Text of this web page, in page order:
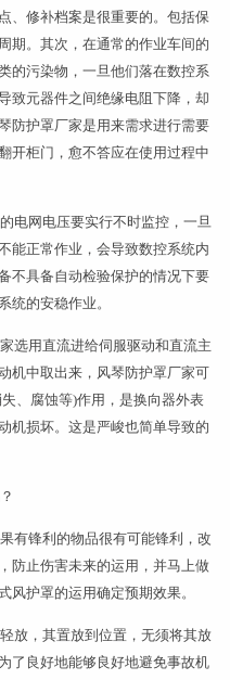
、修补档案是很重要的。包括保
期。其次，在通常的作业车间的
的污染物，一旦他们落在数控系
致元器件之间绝缘电阻下降，却
防护罩厂家是用来需求进行需要
开柜门，愈不答应在使用过程中
电网电压要实行不时监控，一旦
能正常作业，会导致数控系统内
不具备自动检验保护的情况下要
统的安稳作业。
选用直流进给伺服驱动和直流主
机中取出来，风琴防护罩厂家可
、腐蚀等)作用，是换向器外表
机损坏。这是严峻也简单导致的
有锋利的物品很有可能锋利，改
防止伤害未来的运用，并马上做
风护罩的运用确定预期效果。
放，其置放到位置，无须将其放
了良好地能够良好地避免事故机